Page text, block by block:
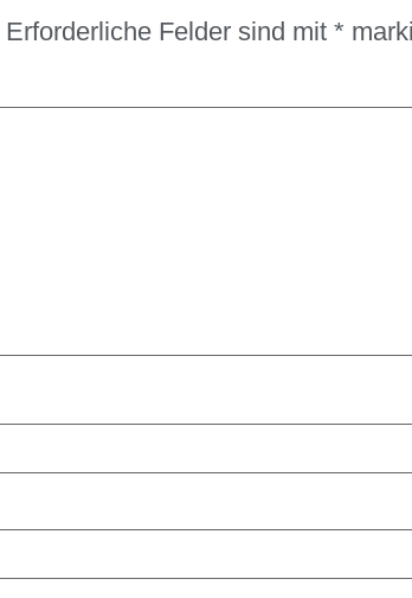
Erforderliche Felder sind mit *